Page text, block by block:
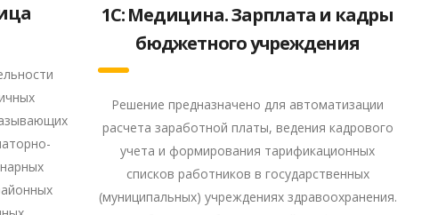
1С: Медицина. Зарплата и кадры
бюджетного учреждения
Решение предназначено для автоматизации
расчета заработной платы, ведения кадрового
учета и формирования тарификационных
списков работников в государственных
(муниципальных) учреждениях здравоохранения.